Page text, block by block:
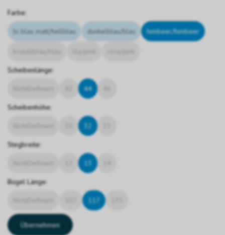
Farbe:
bi blau matt/hellblau dunkelblau/blau himbeer/himbeer
Scheibenlänge:
44
Scheibenhöhe:
Stegbreite:
13
Bügel Länge:
117
Übernehmen